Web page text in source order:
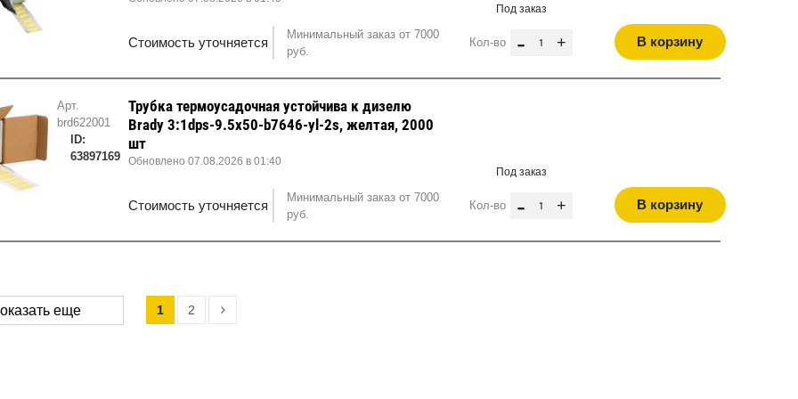
Стоимость уточняется
Минимальный заказ от 7000
руб.
Под заказ
Кол-во - + В корзину
Арт.
brd622001
ID:
63897169
Трубка термоусадочная устойчива к дизелю
Brady 3:1dps-9.5x50-b7646-yl-2s, желтая, 2000
шт
Обновлено 07.08.2026 в 01:40
Стоимость уточняется
Минимальный заказ от 7000
руб.
Под заказ
Кол-во - + В корзину
еще 1 2